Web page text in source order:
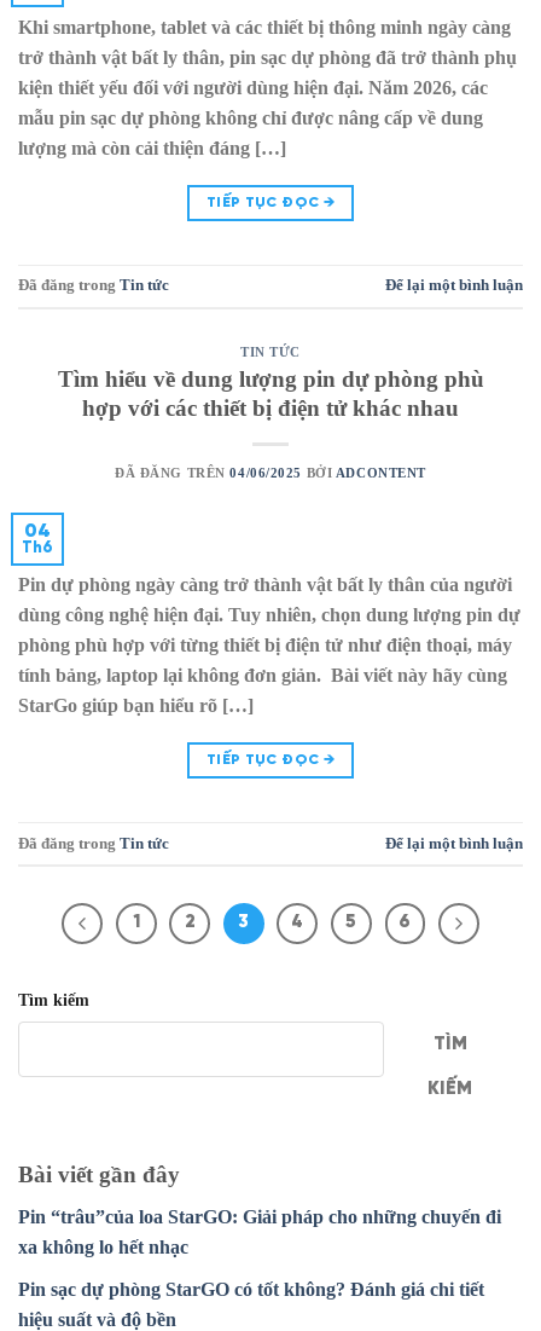
Khi smartphone, tablet và các thiết bị thông minh ngày càng
trở thành vật bất ly thân, pin sạc dự phòng đã trở thành phụ
kiện thiết yếu đối với người dùng hiện đại. Năm 2026, các
mẫu pin sạc dự phòng không chỉ được nâng cấp về dung
lượng mà còn cải thiện đáng […]
TIẾP TỤC ĐỌC →
Đã đăng trong Tin tức Để lại một bình luận
TIN TỨC
Tìm hiểu về dung lượng pin dự phòng phù
hợp với các thiết bị điện tử khác nhau
ĐÃ ĐĂNG TRÊN04/06/2025 BỞI ADCONTENT
04
Th6
Pin dự phòng ngày càng trở thành vật bất ly thân của người
dùng công nghệ hiện đại. Tuy nhiên, chọn dung lượng pin dự
phòng phù hợp với từng thiết bị điện tử như điện thoại, máy
tính bảng, laptop lại không đơn giản. Bài viết này hãy cùng
StarGo giúp bạn hiểu rõ […]
TIẾP TỤC ĐỌC →
Đã đăng trong Tin tức Để lại một bình luận
1 2 3 4 5 6
Tìm kiếm
TÌM
KIẾM
Bài viết gần đây
Pin “trâu”của loa StarGO: Giải pháp cho những chuyến đi
xa không lo hết nhạc
Pin sạc dự phòng StarGO có tốt không? Đánh giá chi tiết
hiệu suất và độ bền